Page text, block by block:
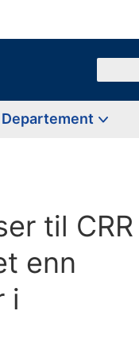
Departement
til CRR
enn
i